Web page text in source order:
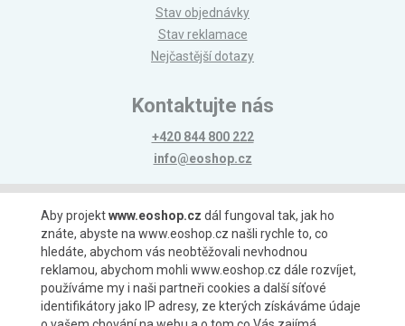
Stav objednávky
Stav reklamace
Nejčastější dotazy
Kontaktujte nás
+420 844 800 222
info@eoshop.cz
Možnosti platby
Možnosti dopravy
Aby projektwww.eoshop.cz dál fungoval tak, jak ho
znáte, abyste na www.eoshop.cz našli rychle to, co
hledáte, abychom vás neobtěžovali nevhodnou
reklamou, abychom mohli www.eoshop.cz dále rozvíjet,
používáme my i naši partneři cookies a další síťové
identifikátory jako IP adresy, ze kterých získáváme údaje